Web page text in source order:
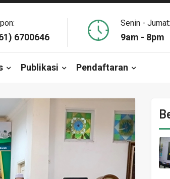
6700646
Senin - Jumat:
9am - 8pm
Publikasi Pendaftaran